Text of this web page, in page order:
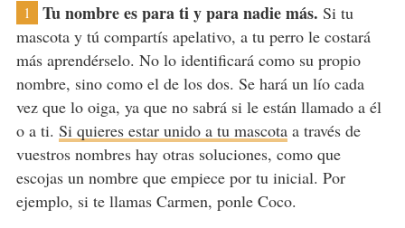
1 Tu nombre es para ti y para nadie más. Si tu
mascota y tú compartís apelativo, a tu perro le costará
más aprendérselo. No lo identificará como su propio
nombre, sino como el de los dos. Se hará un lío cada
vez que lo oiga, ya que no sabrá si le están llamado a él
o a ti. Si quieres estar unido a tu mascotaa través de
vuestros nombres hay otras soluciones, como que
escojas un nombre que empiece por tu inicial. Por
ejemplo, si te llamas Carmen, ponle Coco.